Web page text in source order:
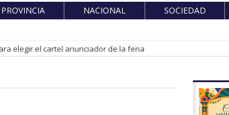
PROVINCIA NACIONAL SOCIEDAD
elegir el cartel anunciador de la feria